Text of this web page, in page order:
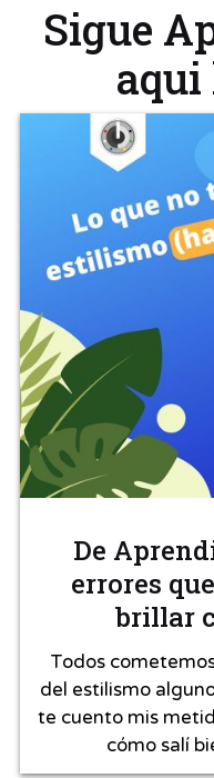
Sigue
aqui
De
errores
brillar
Todos
del estilismo
te cuento mis
cómo salí